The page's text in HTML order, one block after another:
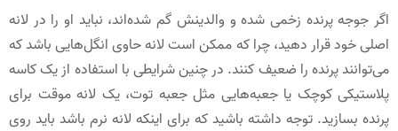
اگر جوجه پرنده زخمی شده و والدینش گم شده‎‌اند، نباید او را در لانه
اصلی خود قرار دهید، چرا که ممکن است لانه حاوی انگل‌هایی باشد که
می‌توانند پرنده را ضعیف کنند. در چنین شرایطی با استفاده از یک کاسه
پلاستیکی کوچک یا جعبه‌هایی مثل جعبه توت، یک لانه موقت برای
پرنده بسازید. توجه داشته باشید که برای اینکه لانه نرم باشد باید روی